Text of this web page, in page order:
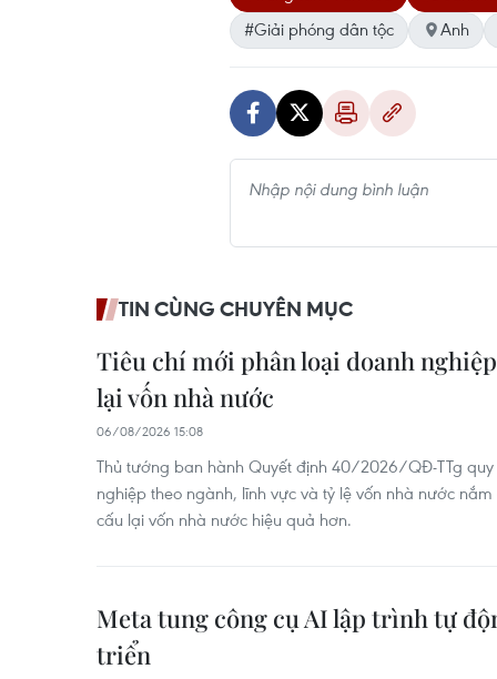
#Giải phóng dân tộc
Anh
TIN CÙNG CHUYÊN MỤC
Tiêu chí mới phân loại doanh
lại vốn nhà nước
06/08/2026 15:08
Thủ tướng ban hành Quyết định 40/2026/QĐ-TTg
nghiệp theo ngành, lĩnh vực và tỷ lệ vốn nhà nước
cấu lại vốn nhà nước hiệu quả hơn.
Meta tung công cụ AI lập trình tự
triển